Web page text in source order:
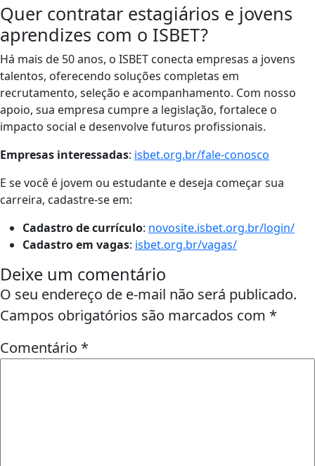
Quer contratar estagiários e jovens
aprendizes com o ISBET?
Há mais de 50 anos, o ISBET conecta empresas a jovens
talentos, oferecendo soluções completas em
recrutamento, seleção e acompanhamento. Com nosso
apoio, sua empresa cumpre a legislação, fortalece o
impacto social e desenvolve futuros profissionais.
Empresas interessadas: isbet.org.br/fale-conosco
E se você é jovem ou estudante e deseja começar sua
carreira, cadastre-se em:
Cadastro de currículo: novosite.isbet.org.br/login/
Cadastro em vagas: isbet.org.br/vagas/
Deixe um comentário
O seu endereço de e-mail não será publicado.
Campos obrigatórios são marcados com *
Comentário *